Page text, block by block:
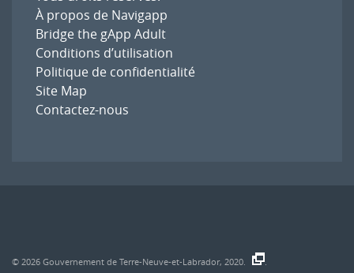
À propos de Navigapp
Bridge the gApp Adult
Conditions d’utilisation
Politique de confidentialité
Site Map
Contactez-nous
© 2026 Gouvernement de Terre-Neuve-et-Labrador, 2020.